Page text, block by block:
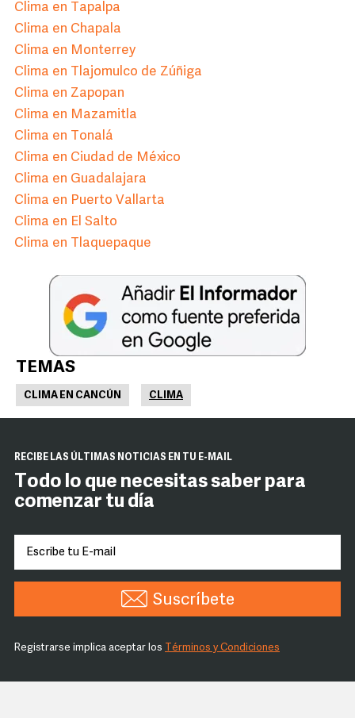
Clima en Tapalpa
Clima en Chapala
Clima en Monterrey
Clima en Tlajomulco de Zúñiga
Clima en Zapopan
Clima en Mazamitla
Clima en Tonalá
Clima en Ciudad de México
Clima en Guadalajara
Clima en Puerto Vallarta
Clima en El Salto
Clima en Tlaquepaque
TEMAS
CLIMA EN CANCÚN CLIMA
RECIBE LAS ÚLTIMAS NOTICIAS EN TU E-MAIL
Todo lo que necesitas saber para
comenzar tu día
Suscríbete
Registrarse implica aceptar los Términos y Condiciones